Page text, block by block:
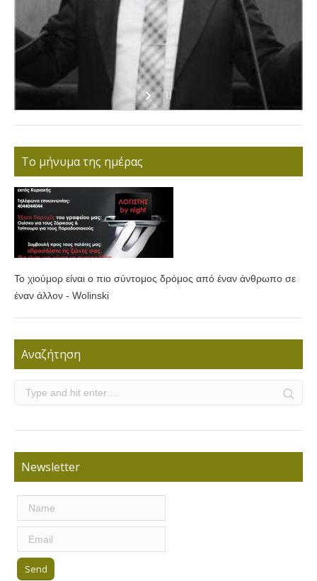
Το μήνυμα της ημέρας
Το χιούμορ είναι ο πιο σύντομος δρόμος από έναν άνθρωπο σε
έναν άλλον - Wolinski
Αναζήτηση
Newsletter